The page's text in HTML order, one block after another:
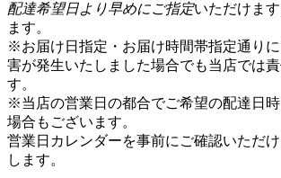
配達希望日より早めにご指定いただけま
ます。
※お届け日指定・お届け時間帯指定通り
害が発生いたしました場合でも当店では
す。
※当店の営業日の都合でご希望の配達日
場合もございます。
営業日カレンダーを事前にご確認いただ
します。